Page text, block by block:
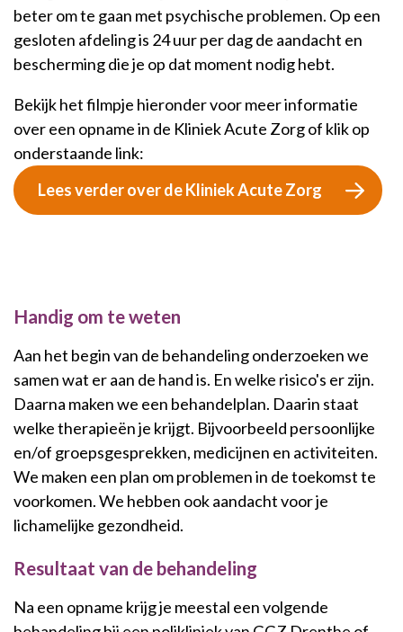
beter om te gaan met psychische problemen. Op een
gesloten afdeling is 24 uur per dag de aandacht en
bescherming die je op dat moment nodig hebt.
Bekijk het filmpje hieronder voor meer informatie
over een opname in de Kliniek Acute Zorg of klik op
onderstaande link:
Lees verder over de Kliniek Acute Zorg
Handig om te weten
Aan het begin van de behandeling onderzoeken we
samen wat er aan de hand is. En welke risico's er zijn.
Daarna maken we een behandelplan. Daarin staat
welke therapieën je krijgt. Bijvoorbeeld persoonlijke
en/of groepsgesprekken, medicijnen en activiteiten.
We maken een plan om problemen in de toekomst te
voorkomen. We hebben ook aandacht voor je
lichamelijke gezondheid.
Resultaat van de behandeling
Na een opname krijg je meestal een volgende